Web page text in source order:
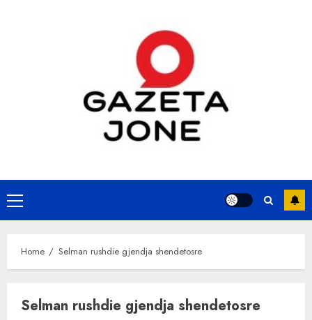
Primary
Menu
Home Selman rushdie gjendja shendetosre
Selman rushdie gjendja shendetosre